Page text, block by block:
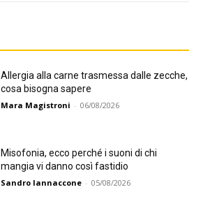
Allergia alla carne trasmessa dalle zecche,
cosa bisogna sapere
Mara Magistroni - 06/08/2026
Misofonia, ecco perché i suoni di chi
mangia vi danno così fastidio
Sandro Iannaccone - 05/08/2026